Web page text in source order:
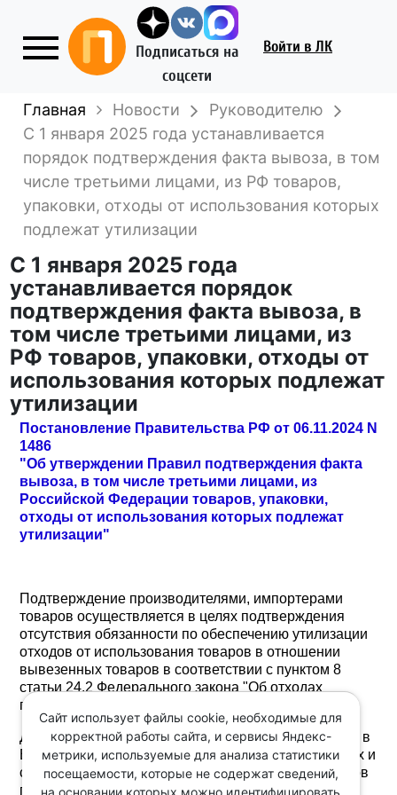
Подписаться на
соцсети
Войти в ЛК
Главная Новости
Руководителю
С 1 января 2025 года устанавливается
порядок подтверждения факта вывоза, в том
числе третьими лицами, из РФ товаров,
упаковки, отходы от использования которых
подлежат утилизации
С 1 января 2025 года
устанавливается порядок
подтверждения факта вывоза, в
том числе третьими лицами, из
РФ товаров, упаковки, отходы от
использования которых подлежат
утилизации
Постановление Правительства РФ от 06.11.2024 N
1486
"Об утверждении Правил подтверждения факта
вывоза, в том числе третьими лицами, из
Российской Федерации товаров, упаковки,
отходы от использования которых подлежат
утилизации"
Подтверждение производителями, импортерами
товаров осуществляется в целях подтверждения
отсутствия обязанности по обеспечению утилизации
отходов от использования товаров в отношении
вывезенных товаров в соответствии с пунктом 8
статьи 24.2 Федерального закона "Об отходах
производства и потребления".
Для подтверждения указанные лица представляют в
ЕФГИС УОИТ сведения о таможенных декларациях и
статистических формах учета перемещения товаров
по установленным формам.
Сайт использует файлы cookie, необходимые для
корректной работы сайта, и сервисы Яндекс-
метрики, используемые для анализа статистики
посещаемости, которые не содержат сведений,
на основании которых можно идентифицировать